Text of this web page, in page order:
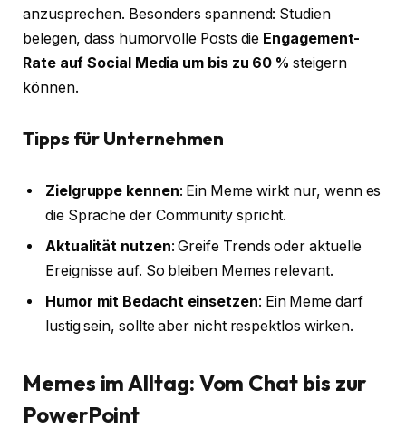
anzusprechen. Besonders spannend: Studien
belegen, dass humorvolle Posts die Engagement-
Rate auf Social Media um bis zu 60 % steigern
können.
Tipps für Unternehmen
Zielgruppe kennen: Ein Meme wirkt nur, wenn es
die Sprache der Community spricht.
Aktualität nutzen: Greife Trends oder aktuelle
Ereignisse auf. So bleiben Memes relevant.
Humor mit Bedacht einsetzen: Ein Meme darf
lustig sein, sollte aber nicht respektlos wirken.
Memes im Alltag: Vom Chat bis zur
PowerPoint